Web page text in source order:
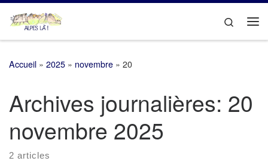
Passer au contenu
Search
Accueil » 2025 » novembre » 20
Archives journalières: 20
novembre 2025
2 articles